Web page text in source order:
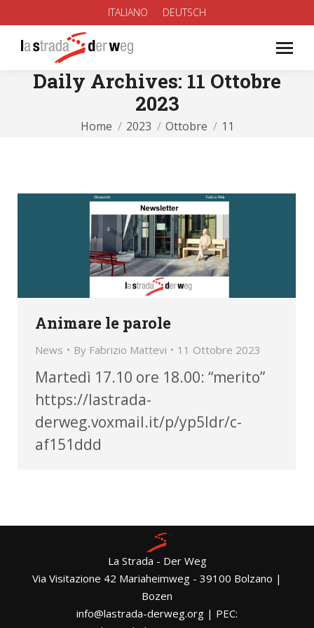
ITALIANO DEUTSCH
Daily Archives: 11 Ottobre
2023
You are here:
Home 2023 Ottobre 11
Animare le parole
News By Fabrizio Mattevi 11 Ottobre 2023
Martedì 17.10 ore 18.00: “merito”
https://lastrada-
derweg.voxmail.it/p/yp5ldr/c-
af151ddd
La Strada - Der Weg
Via Visitazione 42 Mariaheimweg - 39100 Bolzano |
Bozen
info@lastrada-derweg.org | PEC: